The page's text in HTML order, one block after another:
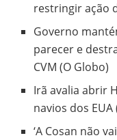
restringir ação
Governo
parecer e
CVM (O Globo)
Irã avalia abrir
navios dos EUA
‘A Cosan não